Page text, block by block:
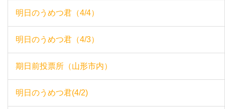
明日のうめつ君（4/4）
明日のうめつ君（4/3）
期日前投票所（山形市内）
明日のうめつ君(4/2)